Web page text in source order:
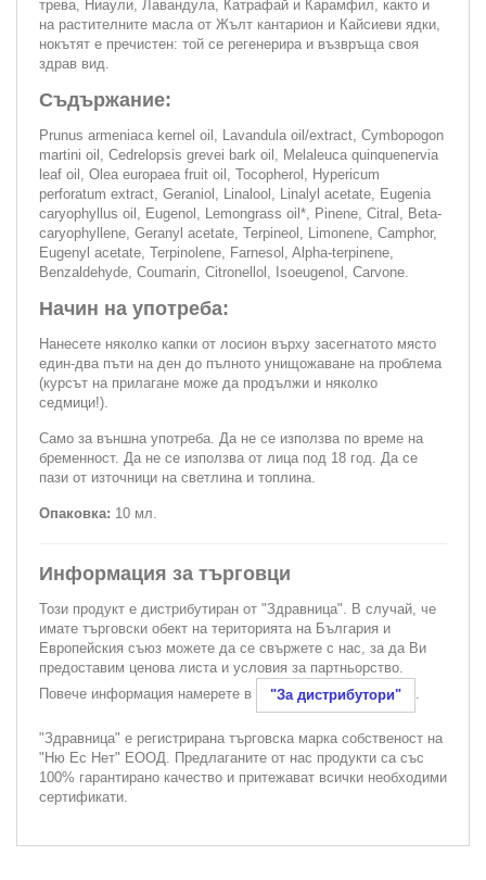
трева, Ниаули, Лавандула, Катрафай и Карамфил, както и
на растителните масла от Жълт кантарион и Кайсиеви ядки,
нокътят е пречистен: той се регенерира и възвръща своя
здрав вид.
Съдържание:
Prunus armeniaca kernel oil, Lavandula oil/extract, Cymbopogon
martini oil, Cedrelopsis grevei bark oil, Melaleuca quinquenervia
leaf oil, Olea europaea fruit oil, Tocopherol, Hypericum
perforatum extract, Geraniol, Linalool, Linalyl acetate, Eugenia
caryophyllus oil, Eugenol, Lemongrass oil*, Pinene, Citral, Beta-
caryophyllene, Geranyl acetate, Terpineol, Limonene, Camphor,
Eugenyl acetate, Terpinolene, Farnesol, Alpha-terpinene,
Benzaldehyde, Coumarin, Citronellol, Isoeugenol, Carvone.
Начин на употреба:
Нанесете няколко капки от лосион върху засегнатото място
един-два пъти на ден до пълното унищожаване на проблема
(курсът на прилагане може да продължи и няколко
седмици!).
Само за външна употреба. Да не се използва по време на
бременност. Да не се използва от лица под 18 год. Да се
пази от източници на светлина и топлина.
Опаковка: 10 мл.
Информация за търговци
Този продукт е дистрибутиран от "Здравница". В случай, че
имате търговски обект на територията на България и
Европейския съюз можете да се свържете с нас, за да Ви
предоставим ценова листа и условия за партньорство.
Повече информация намерете в
"За дистрибутори" .
"Здравница" е регистрирана търговска марка собственост на
"Ню Ес Нет" ЕООД. Предлаганите от нас продукти са със
100% гарантирано качество и притежават всички необходими
сертификати.